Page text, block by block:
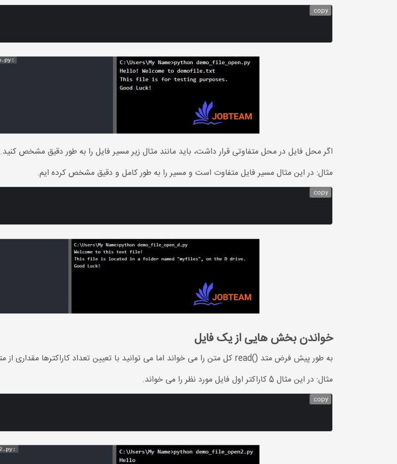
copy
اگر محل فایل در محل متفاوتی قرار داشت، باید مانند مثال زیر مسیر فایل را به طور دقیق مشخص کنید.
مثال: در این مثال مسیر فایل متفاوت است و مسیر را به طور کامل و دقیق مشخص کرده ایم.
copy
خواندن بخش هایی از یک فایل
به طور پیش فرض متد ()read کل متن را می خواند اما می توانید با تعیین تعداد کاراکترها مقداری از متن را که می خواهید بخواند.
مثال: در این مثال 5 کاراکتر اول فایل مورد نظر را می خواند.
copy